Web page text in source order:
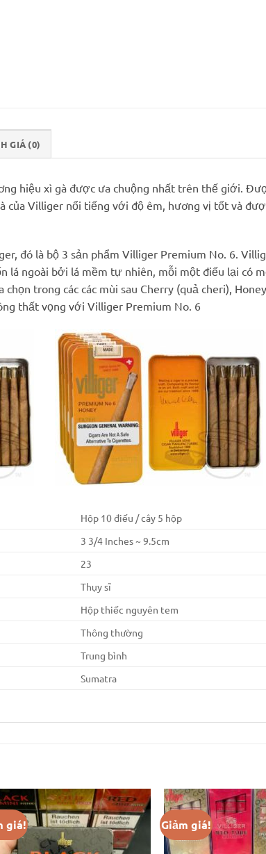
GIÁ (0)
hiệu xì gà được ưa chuộng nhất trên thế giới.
của Villiger nổi tiếng với độ êm, hương vị tốt và
đó là bộ 3 sản phẩm Villiger Premium No. 6.
lá ngoài bởi lá mềm tự nhiên, mỗi một điếu lại có
chọn trong các các mùi sau Cherry (quả cheri),
thất vọng với Villiger Premium No. 6
Hộp 10 điếu / cây 5 hộp
3 3/4 Inches ~ 9.5cm
23
Thụy sĩ
Hộp thiếc nguyên tem
Thông thường
Trung bình
Sumatra
giá! Giảm giá!